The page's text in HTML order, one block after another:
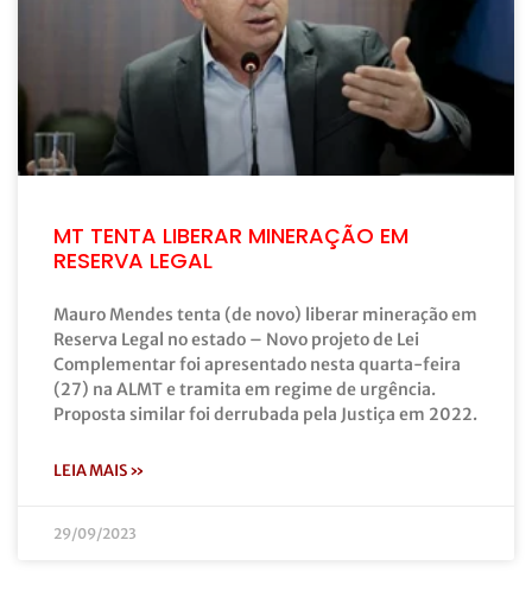
MT TENTA LIBERAR MINERAÇÃO EM
RESERVA LEGAL
Mauro Mendes tenta (de novo) liberar mineração em
Reserva Legal no estado – Novo projeto de Lei
Complementar foi apresentado nesta quarta-feira
(27) na ALMT e tramita em regime de urgência.
Proposta similar foi derrubada pela Justiça em 2022.
LEIA MAIS »
29/09/2023